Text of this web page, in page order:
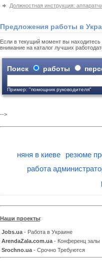
Должностная инструкция:
Предложения работы в
Если в текущий момент вы
внимание на каталог лучших
Поиск работы
Пример: "помощник руководителя"
-->
няня в киеве резюме
работа
Наши проекты:
Jobs.ua - Работа в Украине
ArendaZala.com.ua - Конференц залы
Srochno.ua - Срочно Требуются